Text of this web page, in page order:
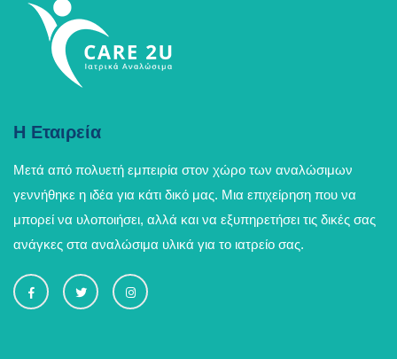
Η Εταιρεία
Μετά από πολυετή εμπειρία στον χώρο των αναλώσιμων
γεννήθηκε η ιδέα για κάτι δικό μας. Μια επιχείρηση που να
μπορεί να υλοποιήσει, αλλά και να εξυπηρετήσει τις δικές σας
ανάγκες στα αναλώσιμα υλικά για το ιατρείο σας.